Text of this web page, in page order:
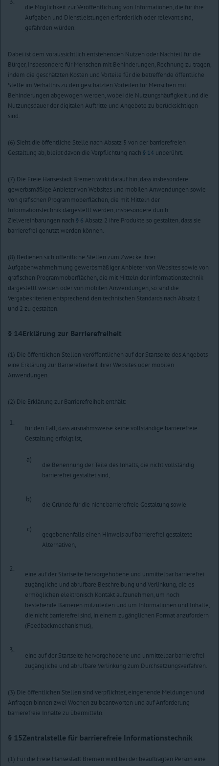
die Möglichkeit zur Veröffentlichung von Informationen, die für ihre
Aufgaben und Dienstleistungen erforderlich oder relevant sind,
gefährden würden.
Dabei ist dem voraussichtlich entstehenden Nutzen oder Nachteil für die
Bürger, insbesondere für Menschen mit Behinderungen, Rechnung zu tragen,
indem die geschätzten Kosten und Vorteile für die betreffende öffentliche
Stelle im Verhältnis zu den geschätzten Vorteilen für Menschen mit
Behinderungen abgewogen werden, wobei die Nutzungshäufigkeit und die
Nutzungsdauer der digitalen Auftritte und Angebote zu berücksichtigen
sind.
(6) Sieht die öffentliche Stelle nach Absatz 5 von der barrierefreien
Gestaltung ab, bleibt davon die Verpflichtung nach § 14 unberührt.
(7) Die Freie Hansestadt Bremen wirkt darauf hin, dass insbesondere
gewerbsmäßige Anbieter von Websites und mobilen Anwendungen sowie
von grafischen Programmoberflächen, die mit Mitteln der
Informationstechnik dargestellt werden, insbesondere durch
Zielvereinbarungen nach § 6 Absatz 2 ihre Produkte so gestalten, dass sie
barrierefrei genutzt werden können.
(8) Bedienen sich öffentliche Stellen zum Zwecke ihrer
Aufgabenwahrnehmung gewerbsmäßiger Anbieter von Websites sowie von
grafischen Programmoberflächen, die mit Mitteln der Informationstechnik
dargestellt werden oder von mobilen Anwendungen, so sind die
Vergabekriterien entsprechend den technischen Standards nach Absatz 1
und 2 zu gestalten.
§ 14Erklärung zur Barrierefreiheit
(1) Die öffentlichen Stellen veröffentlichen auf der Startseite des Angebots
eine Erklärung zur Barrierefreiheit ihrer Websites oder mobilen
Anwendungen.
(2) Die Erklärung zur Barrierefreiheit enthält:
1.
für den Fall, dass ausnahmsweise keine vollständige barrierefreie
Gestaltung erfolgt ist,
a)
die Benennung der Teile des Inhalts, die nicht vollständig
barrierefrei gestaltet sind,
b)
die Gründe für die nicht barrierefreie Gestaltung sowie
c)
gegebenenfalls einen Hinweis auf barrierefrei gestaltete
Alternativen,
2.
eine auf der Startseite hervorgehobene und unmittelbar barrierefrei
zugängliche und abrufbare Beschreibung und Verlinkung, die es
ermöglichen elektronisch Kontakt aufzunehmen, um noch
bestehende Barrieren mitzuteilen und um Informationen und Inhalte,
die nicht barrierefrei sind, in einem zugänglichen Format anzufordern
(Feedbackmechanismus),
3.
eine auf der Startseite hervorgehobene und unmittelbar barrierefrei
zugängliche und abrufbare Verlinkung zum Durchsetzungsverfahren.
(3) Die öffentlichen Stellen sind verpflichtet, eingehende Meldungen und
Anfragen binnen zwei Wochen zu beantworten und auf Anforderung
barrierefreie Inhalte zu übermitteln.
§ 15Zentralstelle für barrierefreie Informationstechnik
(1) Für die Freie Hansestadt Bremen wird bei der beauftragten Person eine